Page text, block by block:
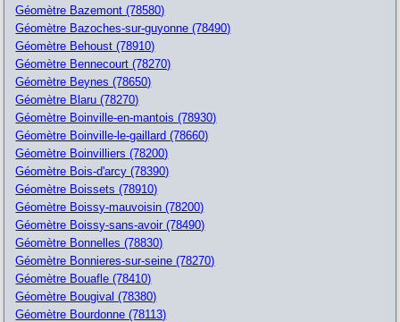
Géomètre Bazemont (78580)
Géomètre Bazoches-sur-guyonne (78490)
Géomètre Behoust (78910)
Géomètre Bennecourt (78270)
Géomètre Beynes (78650)
Géomètre Blaru (78270)
Géomètre Boinville-en-mantois (78930)
Géomètre Boinville-le-gaillard (78660)
Géomètre Boinvilliers (78200)
Géomètre Bois-d'arcy (78390)
Géomètre Boissets (78910)
Géomètre Boissy-mauvoisin (78200)
Géomètre Boissy-sans-avoir (78490)
Géomètre Bonnelles (78830)
Géomètre Bonnieres-sur-seine (78270)
Géomètre Bouafle (78410)
Géomètre Bougival (78380)
Géomètre Bourdonne (78113)